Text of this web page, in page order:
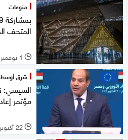
منوعات
المتحف
l 1 نوفمبر 2025
شرق أوسط
السيسي:
مؤتمر
l 22 أكتوبر 2025